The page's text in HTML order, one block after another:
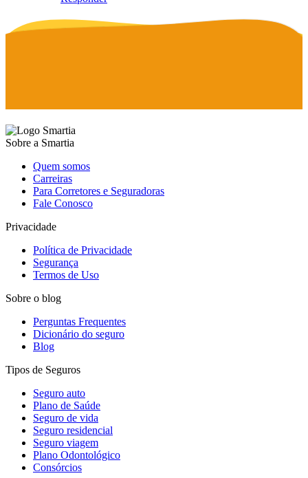
Sobre a Smartia
Quem somos
Carreiras
Para Corretores e Seguradoras
Fale Conosco
Privacidade
Política de Privacidade
Segurança
Termos de Uso
Sobre o blog
Perguntas Frequentes
Dicionário do seguro
Blog
Tipos de Seguros
Seguro auto
Plano de Saúde
Seguro de vida
Seguro residencial
Seguro viagem
Plano Odontológico
Consórcios